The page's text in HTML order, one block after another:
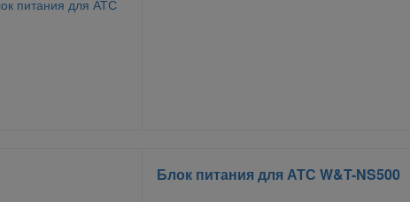
Блок питания для АТС W&T-NS500